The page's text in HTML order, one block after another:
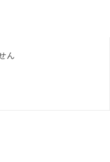
ん